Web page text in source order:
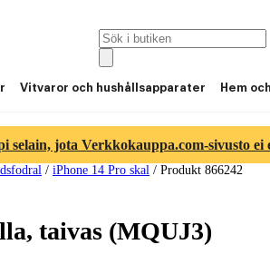
Vitvaror och hushållsapparater Hem
selain, jota Verkkokauppa.com-sivusto ei
/ iPhone 14 Pro skal / Produkt 866242
taivas (MQUJ3)